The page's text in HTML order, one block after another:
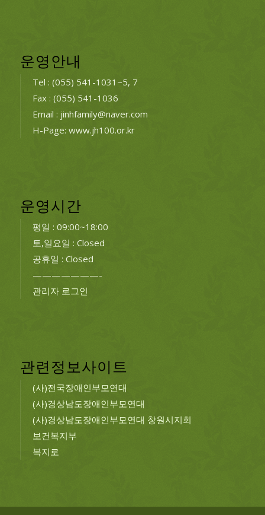
운영안내
Tel : (055) 541-1031~5, 7
Fax : (055) 541-1036
Email : jinhfamily@naver.com
H-Page: www.jh100.or.kr
운영시간
평일 : 09:00~18:00
토,일요일 : Closed
공휴일 : Closed
———————-
관리자 로그인
관련정보사이트
(사)전국장애인부모연대
(사)경상남도장애인부모연대
(사)경상남도장애인부모연대 창원시지회
보건복지부
복지로